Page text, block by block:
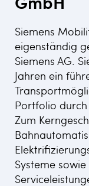
Siemens
eigenständig
Siemens AG.
Jahren ein
Portfolio
Zum
Systeme